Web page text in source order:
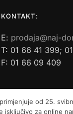
KONTAKT:
E: prodaja@naj-
T: 01 66 41 399;
F: 01 66 09 409
od 25.
za online